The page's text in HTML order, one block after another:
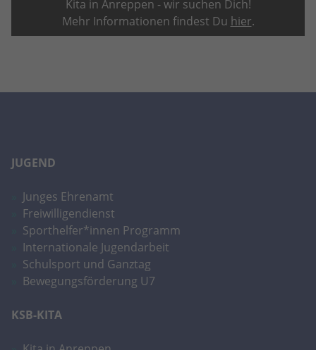
Kita in Anreppen - wir suchen Dich!
Mehr Informationen findest Du hier.
JUGEND
Junges Ehrenamt
Freiwilligendienst
Sporthelfer*innen Programm
Internationale Jugendarbeit
Schulsport und Ganztag
Bewegungsförderung U7
KSB-KITA
Anbieter Google LLC
Zweck